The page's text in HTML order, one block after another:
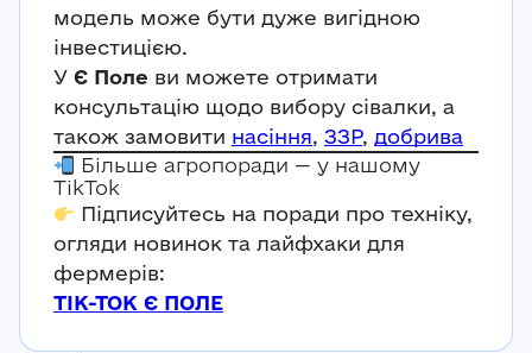
модель може бути дуже вигідною
інвестицією.
У Є Поле ви можете отримати
консультацію щодо вибору сівалки, а
також замовити насіння, ЗЗР, добрива
Більше агропоради — у нашому
TikTok
Підписуйтесь на поради про техніку,
огляди новинок та лайфхаки для
фермерів:
ТІК-ТОК Є ПОЛЕ